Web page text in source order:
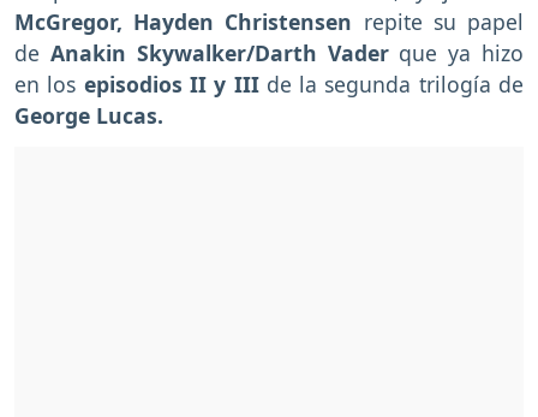
McGregor, Hayden Christensen repite su papel
de Anakin Skywalker/Darth Vaderque ya hizo
en los episodios II y III de la segunda trilogía de
George Lucas.